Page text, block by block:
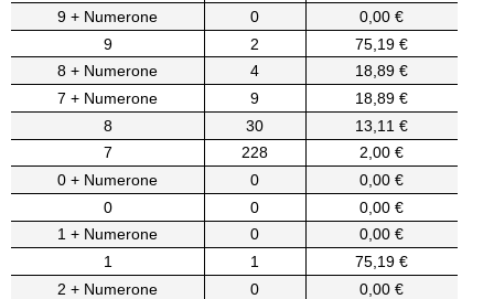
9 + Numerone
0
0,00 €
9
2
75,19 €
8 + Numerone
4
18,89 €
7 + Numerone
9
18,89 €
8
30
13,11 €
7
228
2,00 €
0 + Numerone
0
0,00 €
0
0
0,00 €
1 + Numerone
0
0,00 €
1
1
75,19 €
2 + Numerone
0
0,00 €